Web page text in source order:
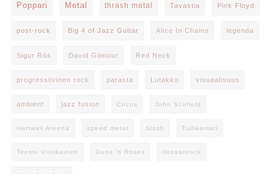
Poppari Metal thrash metal Tavastia Pink Floyd
post-rock Big 4 of Jazz Guitar Alice In Chains legenda
Sigur Rós David Gilmour Red Neck
progressiivinen rock parasta Lutakko visuaalisuus
ambient jazz fusion Circus John Scofield
Hartwall Areena speed metal Slash Tullikamari
Teemu Viinikainen Guns 'n Roses Ilosaarirock